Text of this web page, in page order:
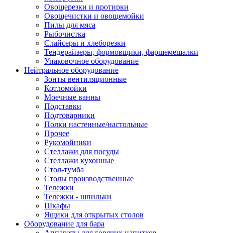
Овощерезки и протирки
Овощечистки и овощемойки
Пилы для мяса
Рыбочистка
Слайсеры и хлеборезки
Тендерайзеры, формовщики, фаршемешалки
Упаковочное оборудование
Нейтральное оборудование
Зонты вентиляционные
Котломойки
Моечные ванны
Подставки
Подтоварники
Полки настенные/настольные
Прочее
Рукомойники
Стеллажи для посуды
Стеллажи кухонные
Стол-тумба
Столы производственные
Тележки
Тележки - шпильки
Шкафы
Ящики для открытых столов
Оборудование для бара